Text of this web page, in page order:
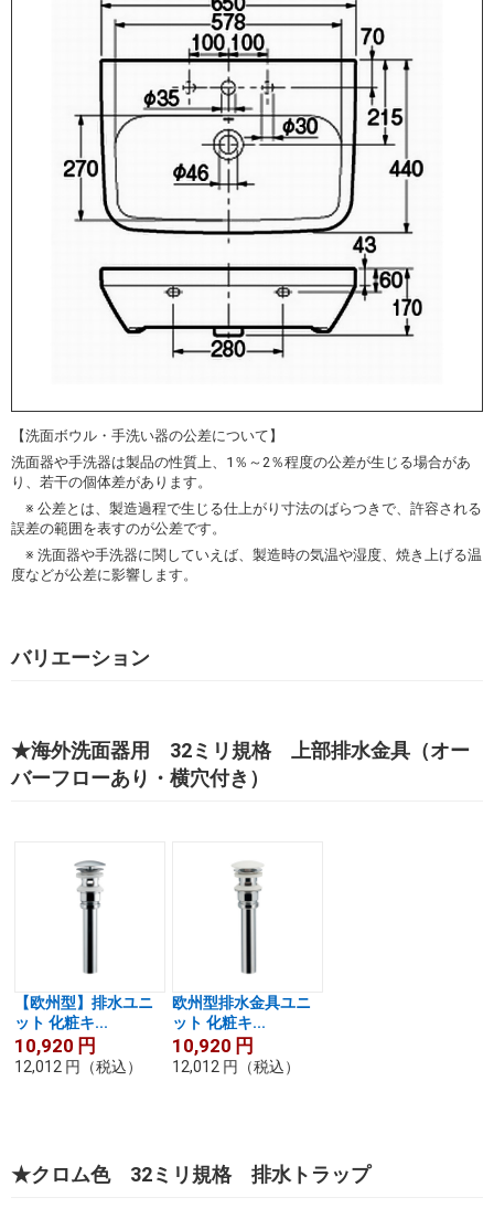
【洗面ボウル・手洗い器の公差について】
洗面器や手洗器は製品の性質上、1％～2％程度の公差が生じる場合があ
り、若干の個体差があります。
※ 公差とは、製造過程で生じる仕上がり寸法のばらつきで、許容される
誤差の範囲を表すのが公差です。
※ 洗面器や手洗器に関していえば、製造時の気温や湿度、焼き上げる温
度などが公差に影響します。
バリエーション
★海外洗面器用 32ミリ規格 上部排水金具（オー
バーフローあり・横穴付き）
【欧州型】排水ユニ
ット 化粧キ...
10,920 円
12,012 円 （税込）
欧州型排水金具ユニ
ット 化粧キ...
10,920 円
12,012 円 （税込）
★クロム色 32ミリ規格 排水トラップ